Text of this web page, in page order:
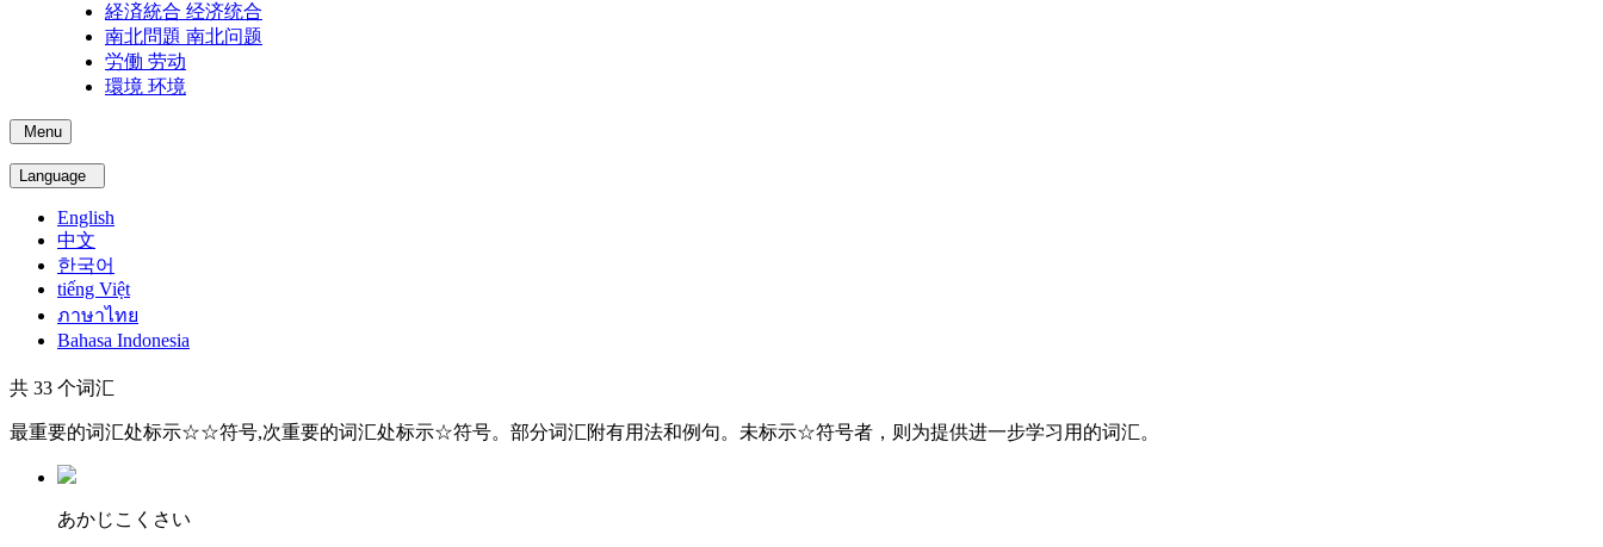
経済統合 经济统合
南北問題 南北问题
労働 劳动
環境 环境
Menu
Language
English
中文
한국어
tiếng Việt
ภาษาไทย
Bahasa Indonesia
共 33 个词汇
最重要的词汇处标示☆☆符号,次重要的词汇处标示☆符号。部分词汇附有用法和例句。未标示☆符号者，则为提供进一步学习用的词汇。
あかじこ くさい